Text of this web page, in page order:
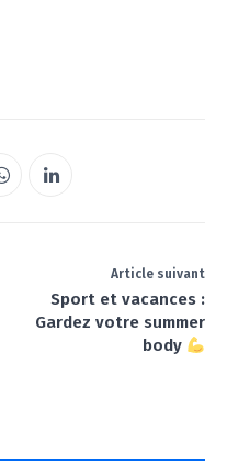
Article suivant
Sport et vacances :
Gardez votre summer
body